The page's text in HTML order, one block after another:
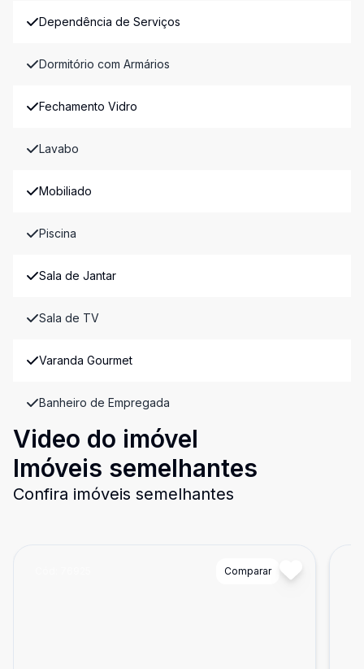
Dependência de Serviços
Dormitório com Armários
Fechamento Vidro
Lavabo
Mobiliado
Piscina
Sala de Jantar
Sala de TV
Varanda Gourmet
Banheiro de Empregada
Video do imóvel
Imóveis semelhantes
Confira imóveis semelhantes
Comparar